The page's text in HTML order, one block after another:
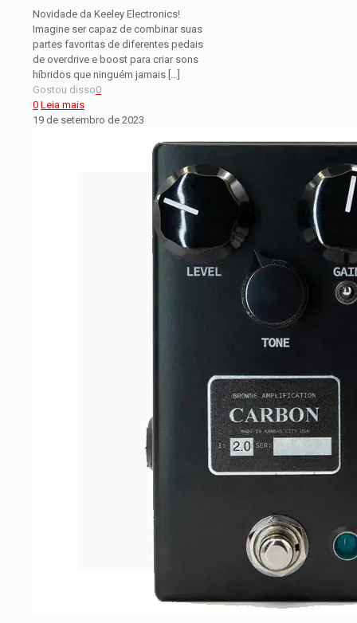
Novidade da Keeley Electronics!
Imagine ser capaz de combinar suas
partes favoritas de diferentes pedais
de overdrive e boost para criar sons
híbridos que ninguém jamais
Gostou disso0
0 Leia mais
19 de setembro de 2023